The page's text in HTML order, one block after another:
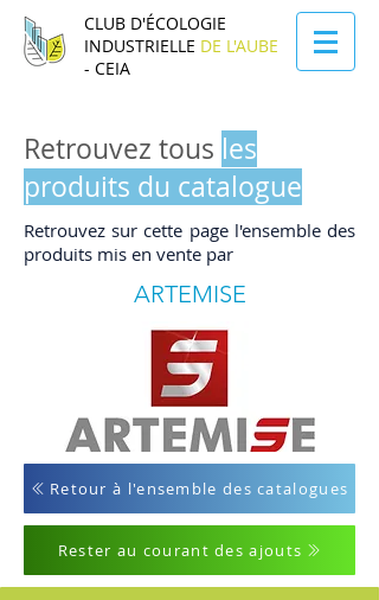
CLUB D'ÉCOLOGIE
INDUSTRIELLE DE L'AUBE
- CEIA
Retrouvez tous les
produits du catalogue
Retrouvez sur cette page l'ensemble des
produits mis en vente par
ARTEMISE
Retour à l'ensemble des catalogues
Rester au courant des ajouts